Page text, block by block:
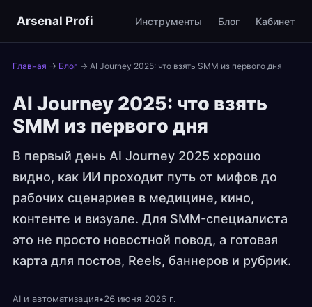
Arsenal Profi Инструменты Блог Кабинет
Главная → Блог → AI Journey 2025: что взять SMM из первого дня
AI Journey 2025: что взять
SMM из первого дня
В первый день AI Journey 2025 хорошо
видно, как ИИ проходит путь от мифов до
рабочих сценариев в медицине, кино,
контенте и визуале. Для SMM-специалиста
это не просто новостной повод, а готовая
карта для постов, Reels, баннеров и рубрик.
AI и автоматизация•26 июня 2026 г.